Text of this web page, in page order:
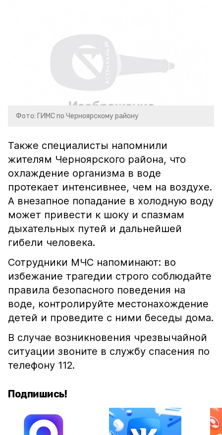
Фото: ГИМС по Черноярскому району
Также специалисты напомнили
жителям Черноярского района, что
охлаждение организма в воде
протекает интенсивнее, чем на воздухе.
А внезапное попадание в холодную воду
может привести к шоку и спазмам
дыхательных путей и дальнейшей
гибели человека.
Сотрудники МЧС напоминают: во
избежание трагедии строго соблюдайте
правила безопасного поведения на
воде, контролируйте местонахождение
детей и проведите с ними беседы дома.
В случае возникновения чрезвычайной
ситуации звоните в службу спасения по
телефону 112.
Подпишись!